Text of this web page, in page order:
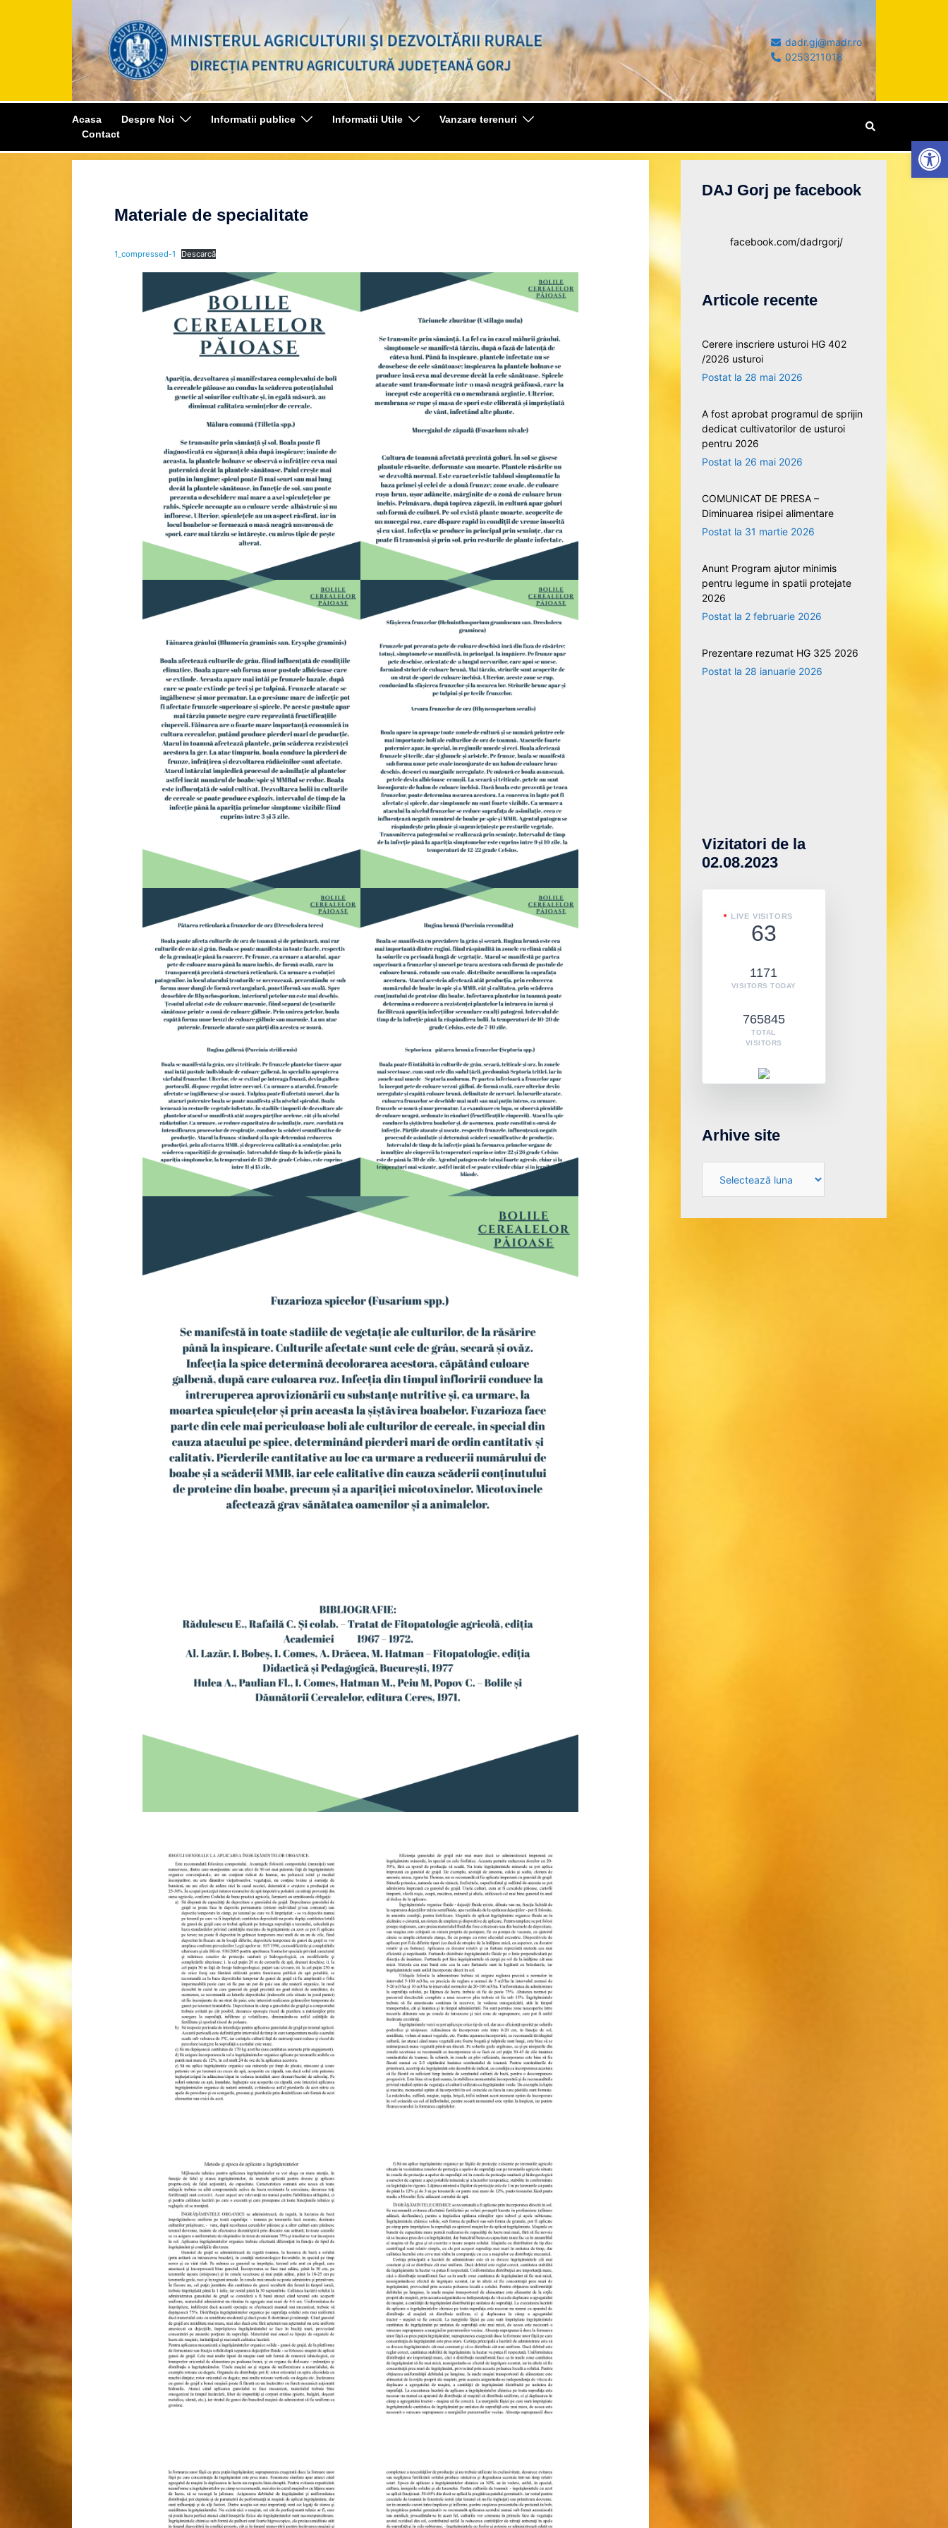
dadr.gj@madr.ro
0253211018
Acasa Despre Noi Informatii publice Informatii Utile
Vanzare terenuri
Contact
Materiale de specialitate
1_compressed-1 Descarcă
DAJ Gorj pe facebook
facebook.com/dadrgorj/
Articole recente
Cerere inscriere usturoi HG 402
/2026 usturoi
28 mai 2026
A fost aprobat programul de sprijin
dedicat cultivatorilor de usturoi
pentru 2026
26 mai 2026
COMUNICAT DE PRESA –
Diminuarea risipei alimentare
31 martie 2026
Anunt Program ajutor minimis
pentru legume in spatii protejate
2026
2 februarie 2026
Prezentare rezumat HG 325 2026
28 ianuarie 2026
Vizitatori de la
02.08.2023
LIVE VISITORS
63
1171
VISITORS TODAY
765845
TOTAL
VISITORS
Arhive site